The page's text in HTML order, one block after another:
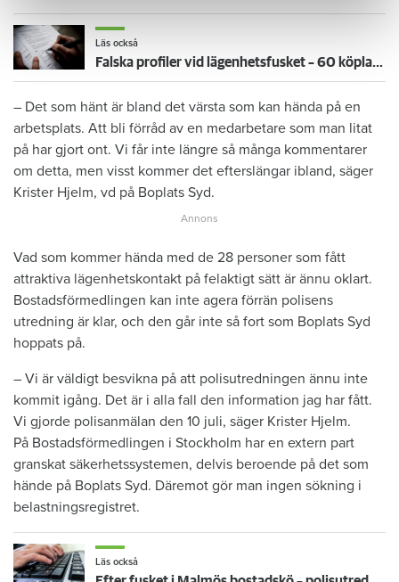
Läs också
Falska profiler vid lägenhetsfusket – 60 köplatser frysta hos Boplats syd
– Det som hänt är bland det värsta som kan hända på en
arbetsplats. Att bli förråd av en medarbetare som man litat
på har gjort ont. Vi får inte längre så många kommentarer
om detta, men visst kommer det efterslängar ibland, säger
Krister Hjelm, vd på Boplats Syd.
Vad som kommer hända med de 28 personer som fått
attraktiva lägenhetskontakt på felaktigt sätt är ännu oklart.
Bostadsförmedlingen kan inte agera förrän polisens
utredning är klar, och den går inte så fort som Boplats Syd
hoppats på.
– Vi är väldigt besvikna på att polisutredningen ännu inte
kommit igång. Det är i alla fall den information jag har fått.
Vi gjorde polisanmälan den 10 juli, säger Krister Hjelm.
På Bostadsförmedlingen i Stockholm har en extern part
granskat säkerhetssystemen, delvis beroende på det som
hände på Boplats Syd. Däremot gör man ingen sökning i
belastningsregistret.
Läs också